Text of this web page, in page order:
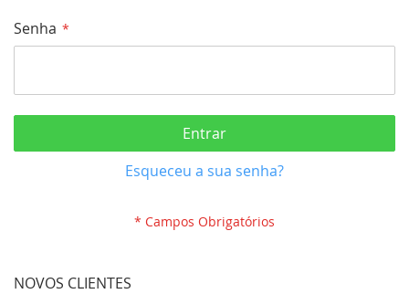
Senha
Entrar
Esqueceu a sua senha?
NOVOS CLIENTES